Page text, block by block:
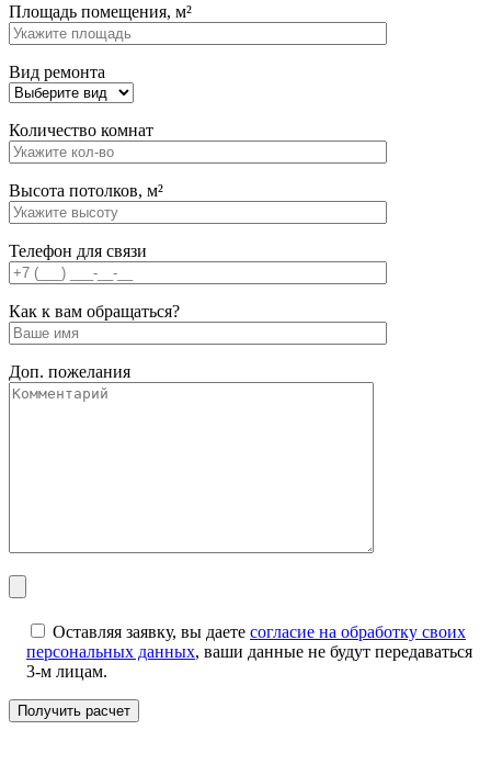
Площадь помещения, м²
Вид ремонта
Количество комнат
Высота потолков, м²
Телефон для связи
Как к вам обращаться?
Доп. пожелания
Оставляя заявку, вы даете согласие на обработку своих
персональных данных, ваши данные не будут передаваться
3-м лицам.